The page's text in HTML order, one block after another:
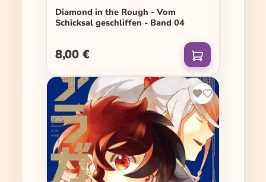
Diamond in the Rough - Vom
Schicksal geschliffen - Band 04
Regulärer Preis:
8,00 €